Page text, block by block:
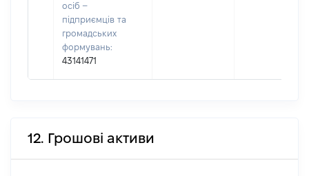
осіб –
підприємців та
громадських
формувань:
43141471
12. Грошові активи